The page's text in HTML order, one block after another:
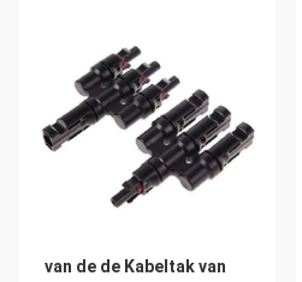
van de de Kabeltak van